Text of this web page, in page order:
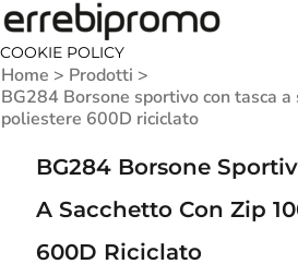
COOKIE POLICY
Home > Prodotti >
BG284 Borsone sportivo con tasca
poliestere 600D riciclato
BG284 Borsone
A Sacchetto Con Zip
600D Riciclato